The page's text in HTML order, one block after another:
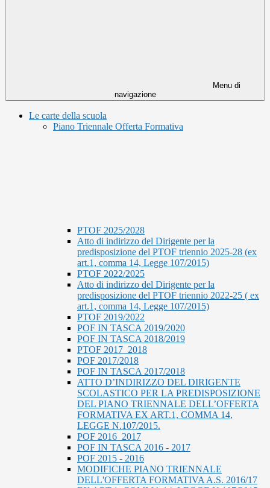
Menu di
navigazione
Le carte della scuola
Piano Triennale Offerta Formativa
PTOF 2025/2028
Atto di indirizzo del Dirigente per la
predisposizione del PTOF triennio 2025-28 (ex
art.1, comma 14, Legge 107/2015)
PTOF 2022/2025
Atto di indirizzo del Dirigente per la
predisposizione del PTOF triennio 2022-25 ( ex
art.1, comma 14, Legge 107/2015)
PTOF 2019/2022
POF IN TASCA 2019/2020
POF IN TASCA 2018/2019
PTOF 2017_2018
POF 2017/2018
POF IN TASCA 2017/2018
ATTO D’INDIRIZZO DEL DIRIGENTE
SCOLASTICO PER LA PREDISPOSIZIONE
DEL PIANO TRIENNALE DELL’OFFERTA
FORMATIVA EX ART.1, COMMA 14,
LEGGE N.107/2015.
POF 2016_2017
POF IN TASCA 2016 - 2017
POF 2015 - 2016
MODIFICHE PIANO TRIENNALE
DELL'OFFERTA FORMATIVA A.S. 2016/17